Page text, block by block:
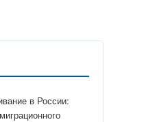
в России: